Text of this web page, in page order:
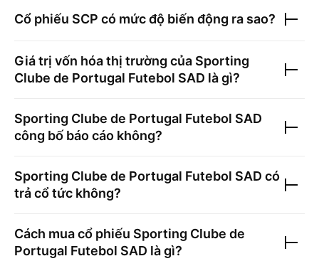
Cổ phiếu SCP có mức độ biến động ra sao?
Giá trị vốn hóa thị trường của Sporting
Clube de Portugal Futebol SAD là gì?
Sporting Clube de Portugal Futebol SAD
công bố báo cáo không?
Sporting Clube de Portugal Futebol SAD có
trả cổ tức không?
Cách mua cổ phiếu Sporting Clube de
Portugal Futebol SAD là gì?